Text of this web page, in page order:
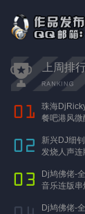
上周排
珠海
餐吧港风微
新兴DJ细
发烧人声连
Dj鸠佛佬-
音乐连版串
Dj鸠佛佬-